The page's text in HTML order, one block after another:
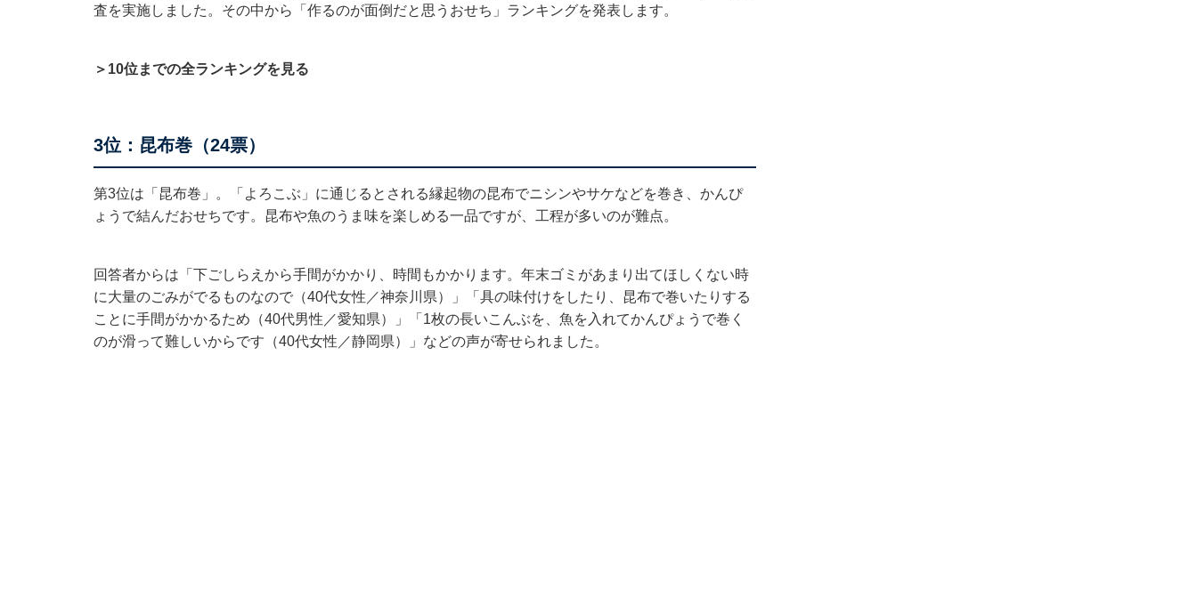
査を実施しました。その中から「作るのが面倒だと思うおせち」ランキングを発表します。
＞10位までの全ランキングを見る
3位：昆布巻（24票）
第3位は「昆布巻」。「よろこぶ」に通じるとされる縁起物の昆布でニシンやサケなどを巻き、かんぴ
ょうで結んだおせちです。昆布や魚のうま味を楽しめる一品ですが、工程が多いのが難点。
回答者からは「下ごしらえから手間がかかり、時間もかかります。年末ゴミがあまり出てほしくない時
に大量のごみがでるものなので（40代女性／神奈川県）」「具の味付けをしたり、昆布で巻いたりする
ことに手間がかかるため（40代男性／愛知県）」「1枚の長いこんぶを、魚を入れてかんぴょうで巻く
のが滑って難しいからです（40代女性／静岡県）」などの声が寄せられました。